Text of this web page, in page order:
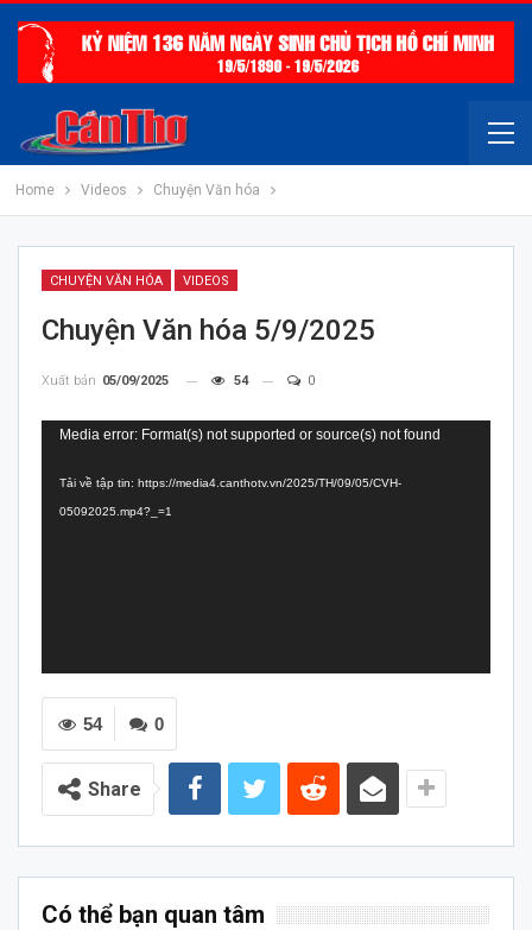
Home Videos Chuyện Văn hóa
CHUYỆN VĂN HÓA VIDEOS
Chuyện Văn hóa 5/9/2025
Xuất bản 05/09/2025 54 0
Trình
Video
Media error: Format(s) not supported or source(s) not found
Tải về tập tin: https://media4.canthotv.vn/2025/TH/09/05/CVH-
05092025.mp4?_=1
0
54
Share
Có thể bạn quan tâm